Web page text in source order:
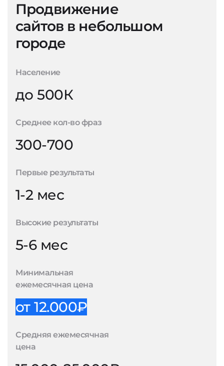
Продвижение
сайтов в небольшом
городе
Население
до 500К
Среднее кол-во фраз
300-700
Первые результаты
1-2 мес
Высокие результаты
5-6 мес
Минимальная
ежемесячная цена
от 12.000₽
Средняя ежемесячная
цена